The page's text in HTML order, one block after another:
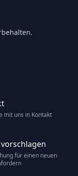
mit uns in Kontakt
für einen neuen